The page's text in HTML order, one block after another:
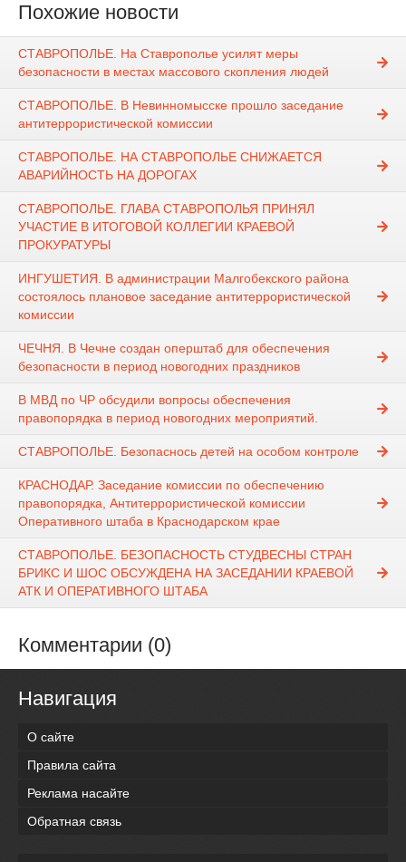
Похожие новости
СТАВРОПОЛЬЕ. На Ставрополье усилят меры
безопасности в местах массового скопления людей
СТАВРОПОЛЬЕ. В Невинномысске прошло заседание
антитеррористической комиссии
СТАВРОПОЛЬЕ. НА СТАВРОПОЛЬЕ СНИЖАЕТСЯ
АВАРИЙНОСТЬ НА ДОРОГАХ
СТАВРОПОЛЬЕ. ГЛАВА СТАВРОПОЛЬЯ ПРИНЯЛ
УЧАСТИЕ В ИТОГОВОЙ КОЛЛЕГИИ КРАЕВОЙ
ПРОКУРАТУРЫ
ИНГУШЕТИЯ. В администрации Малгобекского района
состоялось плановое заседание антитеррористической
комиссии
ЧЕЧНЯ. В Чечне создан оперштаб для обеспечения
безопасности в период новогодних праздников
В МВД по ЧР обсудили вопросы обеспечения
правопорядка в период новогодних мероприятий.
СТАВРОПОЛЬЕ. Безопаснось детей на особом контроле
КРАСНОДАР. Заседание комиссии по обеспечению
правопорядка, Антитеррористической комиссии
Оперативного штаба в Краснодарском крае
СТАВРОПОЛЬЕ. БЕЗОПАСНОСТЬ СТУДВЕСНЫ СТРАН
БРИКС И ШОС ОБСУЖДЕНА НА ЗАСЕДАНИИ КРАЕВОЙ
АТК И ОПЕРАТИВНОГО ШТАБА
Комментарии (0)
Навигация
О сайте
Правила сайта
Реклама насайте
Обратная связь